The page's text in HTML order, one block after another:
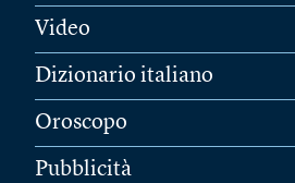
Video
Dizionario italiano
Oroscopo
Pubblicità